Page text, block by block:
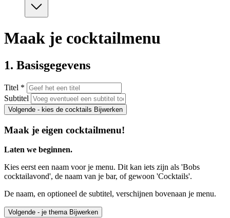
Maak je cocktailmenu
1. Basisgegevens
Titel *
Subtitel
Volgende - kies de cocktails Bijwerken
Maak je eigen cocktailmenu!
Laten we beginnen.
Kies eerst een naam voor je menu. Dit kan iets zijn als 'Bobs
cocktailavond', de naam van je bar, of gewoon 'Cocktails'.
De naam, en optioneel de subtitel, verschijnen bovenaan je menu.
Volgende - je thema Bijwerken